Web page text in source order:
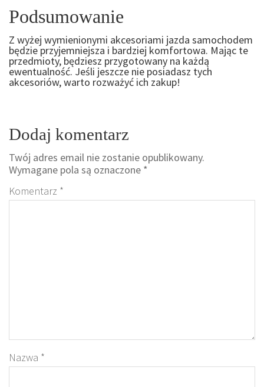
Podsumowanie
Z wyżej wymienionymi akcesoriami jazda samochodem
będzie przyjemniejsza i bardziej komfortowa. Mając te
przedmioty, będziesz przygotowany na każdą
ewentualność. Jeśli jeszcze nie posiadasz tych
akcesoriów, warto rozważyć ich zakup!
Dodaj komentarz
Twój adres email nie zostanie opublikowany.
Wymagane pola są oznaczone *
Komentarz *
Nazwa *